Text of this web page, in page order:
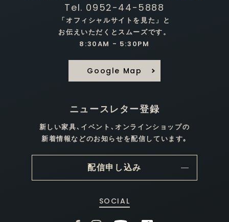
Tel. 0952-44-5888
「オフィシャルサイトを見た」と
お伝えいただくとスムーズです。
8:30AM - 5:30PM
Google Map
ニュースレター登録
新しい家具､イベント､オンラインショップの
新着情報などのお知らせを配信しています｡
配信申し込み
SOCIAL